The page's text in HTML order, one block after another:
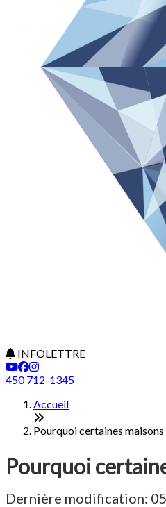
INFOLETTRE
450 712-1345
Accueil
Pourquoi certaines
Pourquoi
Dernière modification: